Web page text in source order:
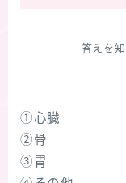
答えを
①心臓
②骨
③胃